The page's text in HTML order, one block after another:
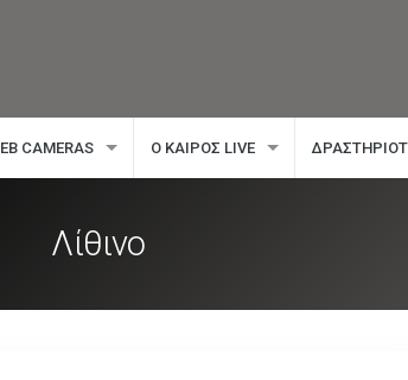
CAMERAS Ο ΚΑΙΡΌΣ LIVE
Λίθινο